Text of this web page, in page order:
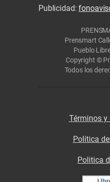
Publicidad:
Prensmart
Pueblo
Copyright ©
Todos los
Términos y
Política
Politica